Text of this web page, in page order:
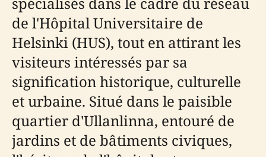
de l'Hôpital Universitaire de
Helsinki (HUS), tout en attirant les
visiteurs intéressés par sa
signification historique, culturelle
et urbaine. Situé dans le paisible
quartier d'Ullanlinna, entouré de
jardins et de bâtiments civiques,